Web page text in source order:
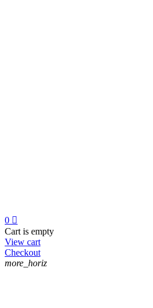
0 
Cart is empty
View cart
Checkout
more_horiz